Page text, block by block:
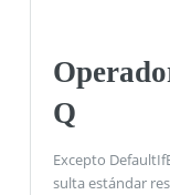
Q
Excepto
sulta estándar